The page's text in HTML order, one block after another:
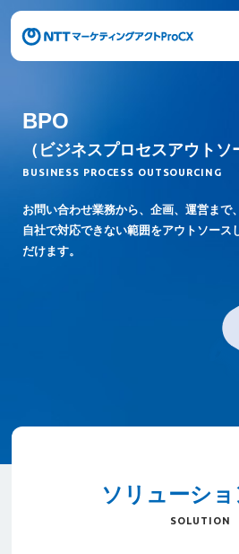
メニューの末尾です。Escape キ
BPO
（ビジネスプロセスアウトソ
BUSINESS PROCESS OUTSOURCING
お問い合わせ業務から、企画、運営まで、
自社で対応できない範囲をアウトソース
だけます。
ソリューシ
SOLUTION